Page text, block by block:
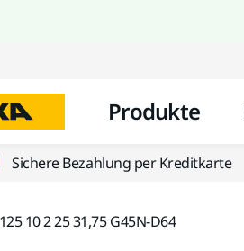
Produkte
Sichere Bezahlung per Kreditkarte
10 2 25 31,75 G45N-D64